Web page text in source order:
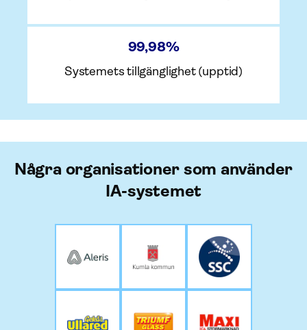
99,98%
Systemets tillgänglighet (upptid)
Några organisationer som använder
IA-systemet